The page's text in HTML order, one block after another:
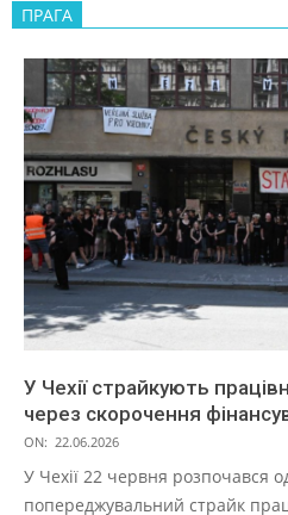
ПРАГА
У Чехії страйкують
через скорочення
ON: 22.06.2026
У Чехії 22 червня розпочався
попереджувальний страйк